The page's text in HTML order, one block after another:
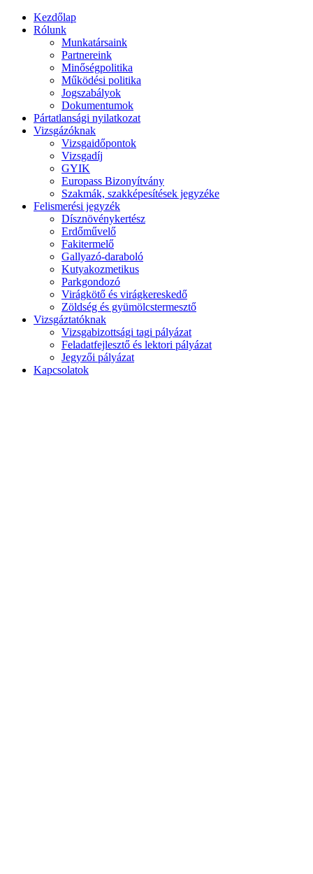
Kezdőlap
Rólunk
Munkatársaink
Partnereink
Minőségpolitika
Működési politika
Jogszabályok
Dokumentumok
Pártatlansági nyilatkozat
Vizsgázóknak
Vizsgaidőpontok
Vizsgadíj
GYIK
Europass Bizonyítvány
Szakmák, szakképesítések jegyzéke
Felismerési jegyzék
Dísznövénykertész
Erdőművelő
Fakitermelő
Gallyazó-daraboló
Kutyakozmetikus
Parkgondozó
Virágkötő és virágkereskedő
Zöldség és gyümölcstermesztő
Vizsgáztatóknak
Vizsgabizottsági tagi pályázat
Feladatfejlesztő és lektori pályázat
Jegyzői pályázat
Kapcsolatok